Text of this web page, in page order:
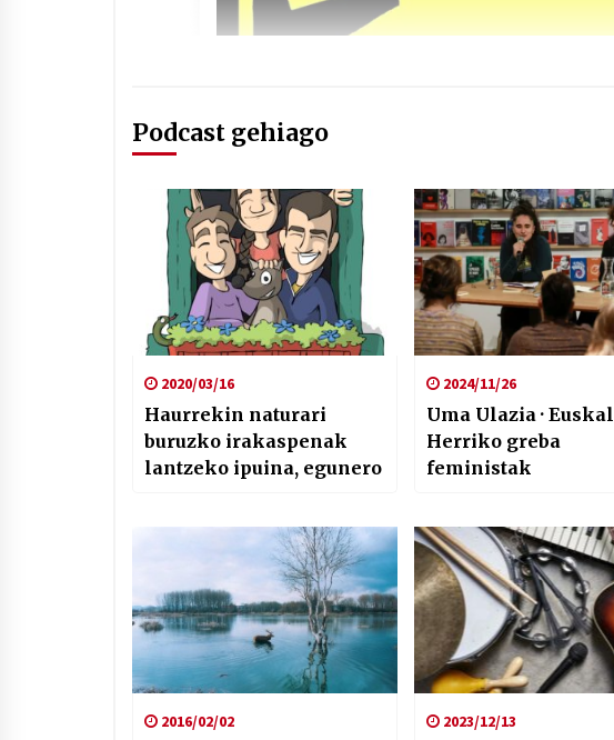
Podcast gehiago
2020/03/16
Haurrekin naturari
buruzko irakaspenak
lantzeko ipuina, egunero
2024/11/26
Uma Ulazia · Euskal
Herriko greba
feministak
2016/02/02 2023/12/13